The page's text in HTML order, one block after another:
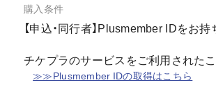
購入条件
【申込・同行者】Plusmember IDをお
チケプラのサービスをご利用された
≫≫Plusmember IDの取得はこちら